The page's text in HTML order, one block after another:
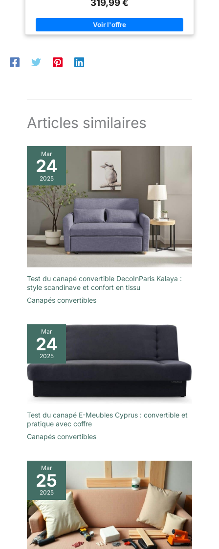
est prêt à l’emploi rapidement et
quotidien. [Dossier Réglable 5 Positions] Le canapé lit dispose
parfaitement à vos besoins : lecture, détente ou couchage.
[Grand Couchage] Dimensions canapé : 156 x 74 x 84 cm ;
dimensions lit : env. 116 x 175 x 42 cm, proche d’un véritable lit
319,99 €
Articles similaires
Mar
24
2025
Test du canapé convertible DecoInParis Kalaya :
style scandinave et confort en tissu
Canapés convertibles
Mar
24
2025
Test du canapé E-Meubles Cyprus : convertible et
pratique avec coffre
Canapés convertibles
Mar
25
2025